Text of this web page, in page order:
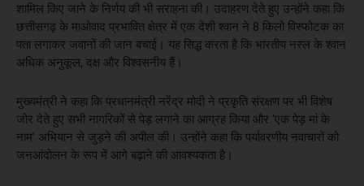
शामिल किए जाने के निर्णय की भी सराहना की। उदाहरण देते हुए उन्होंने कहा कि
छत्तीसगढ़ के माओवाद प्रभावित क्षेत्र में एक देशी श्वान ने 8 किलो विस्फोटक का
पता लगाकर जवानों की जान बचाई। यह सिद्ध करता है कि भारतीय नस्ल के श्वान
अधिक अनुकूल, दक्ष और विश्वसनीय हैं।
मुख्यमंत्री ने कहा कि प्रधानमंत्री नरेंद्र मोदी ने प्रकृति संरक्षण पर भी विशेष
जोर देते हुए सभी नागरिकों से पेड़ लगाने का आग्रह किया और ‘एक पेड़ मां के
नाम’ अभियान से जुड़ने की अपील की। उन्होंने कहा कि पर्यावरणीय नवाचारों को
जनआंदोलन के रूप में आगे बढ़ाने की आवश्यकता है।